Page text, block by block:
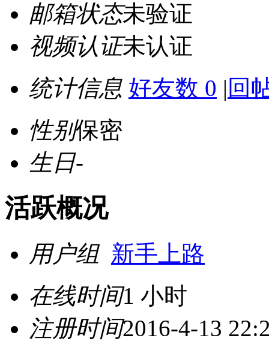
邮箱状态未验证
视频认证未认证
统计信息 好友数 0 | 回
性别保密
生日-
活跃概况
用户组 新手上路
在线时间1 小时
注册时间2016-4-13